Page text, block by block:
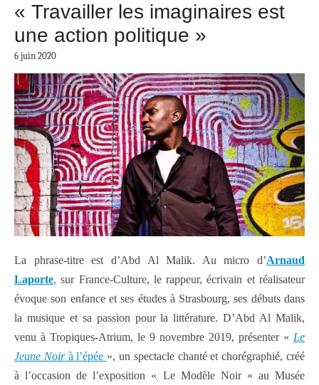
« Travailler les imaginaires est
une action politique »
6 juin 2020
La phrase-titre est d’Abd Al Malik. Au micro d’Arnaud
Laporte, sur France-Culture, le rappeur, écrivain et réalisateur
évoque son enfance et ses études à Strasbourg, ses débuts dans
la musique et sa passion pour la littérature. D’Abd Al Malik,
venu à Tropiques-Atrium, le 9 novembre 2019, présenter « Le
Jeune Noirà l’épée », un spectacle chanté et chorégraphié, créé
à l’occasion de l’exposition « Le Modèle Noir » au Musée